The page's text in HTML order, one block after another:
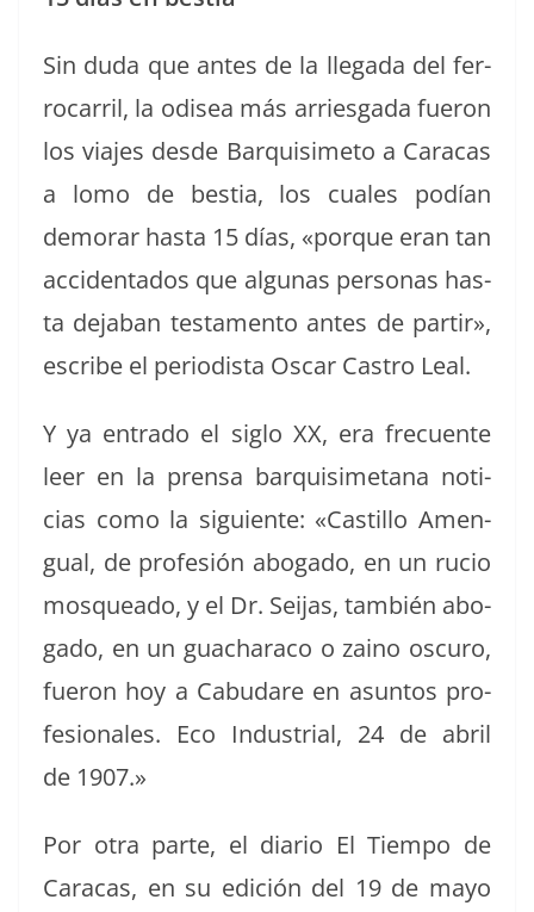
Sin duda que antes de la lle­ga­da del fer­
ro­car­ril, la odis­ea más arries­ga­da fueron
los via­jes des­de Bar­quisime­to a Cara­cas
a lomo de bes­tia, los cuales podían
demor­ar has­ta 15 días, «porque eran tan
acci­den­ta­dos que algu­nas per­sonas has­
ta deja­ban tes­ta­men­to antes de par­tir»,
escribe el peri­odista Oscar Cas­tro Leal.
Y ya entra­do el siglo XX, era fre­cuente
leer en la pren­sa bar­quisimetana noti­
cias como la sigu­iente: «Castil­lo Amen­
gual, de pro­fe­sión abo­ga­do, en un rucio
mosquea­do, y el Dr. Sei­jas, tam­bién abo­
ga­do, en un guachara­co o zaino oscuro,
fueron hoy a Cabu­dare en asun­tos pro­
fe­sion­ales. Eco Indus­tri­al, 24 de abril
de 1907.»
Por otra parte, el diario El Tiem­po de
Cara­cas, en su edi­ción del 19 de mayo